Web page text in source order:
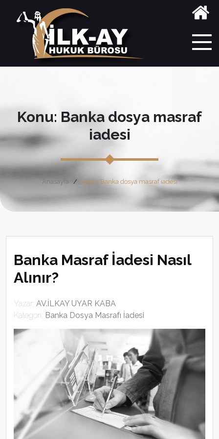
Konu: Banka dosya masraf
iadesi
Anasayfa Etiket: Banka dosya masraf iadesi
Banka Masraf İadesi Nasıl
Alınır?
Yazar: AV.İLKAY UYAR KABA
Kategori: Banka Dosya Masrafı İadesi